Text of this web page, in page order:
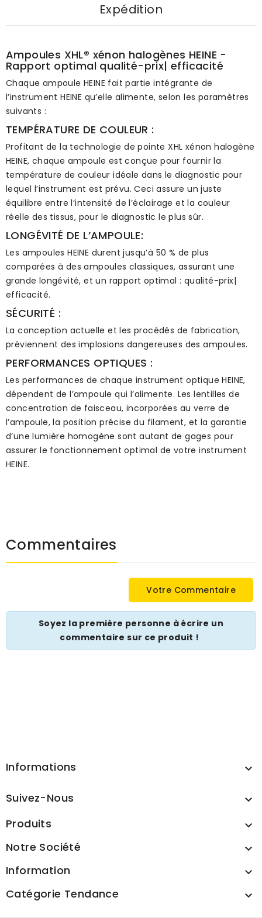
Expédition
Ampoules XHL® xénon halogènes HEINE -
Rapport optimal qualité-prix| efficacité
Chaque ampoule HEINE fait partie intégrante de
l’instrument HEINE qu’elle alimente, selon les paramètres
suivants :
TEMPÉRATURE DE COULEUR :
Profitant de la technologie de pointe XHL xénon halogène
HEINE, chaque ampoule est conçue pour fournir la
température de couleur idéale dans le diagnostic pour
lequel l’instrument est prévu. Ceci assure un juste
équilibre entre l’intensité de l’éclairage et la couleur
réelle des tissus, pour le diagnostic le plus sûr.
LONGÉVITÉ DE L’AMPOULE:
Les ampoules HEINE durent jusqu’à 50 % de plus
comparées à des ampoules classiques, assurant une
grande longévité, et un rapport optimal : qualité-prix|
efficacité.
SÉCURITÉ :
La conception actuelle et les procédés de fabrication,
préviennent des implosions dangereuses des ampoules.
PERFORMANCES OPTIQUES :
Les performances de chaque instrument optique HEINE,
dépendent de l’ampoule qui l’alimente. Les lentilles de
concentration de faisceau, incorporées au verre de
l’ampoule, la position précise du filament, et la garantie
d’une lumière homogène sont autant de gages pour
assurer le fonctionnement optimal de votre instrument
HEINE.
Commentaires
Votre Commentaire
Soyez la première personne à écrire un
commentaire sur ce produit !
Informations 
Suivez-Nous 
Produits 
Notre Société 
Information 
Catégorie Tendance 